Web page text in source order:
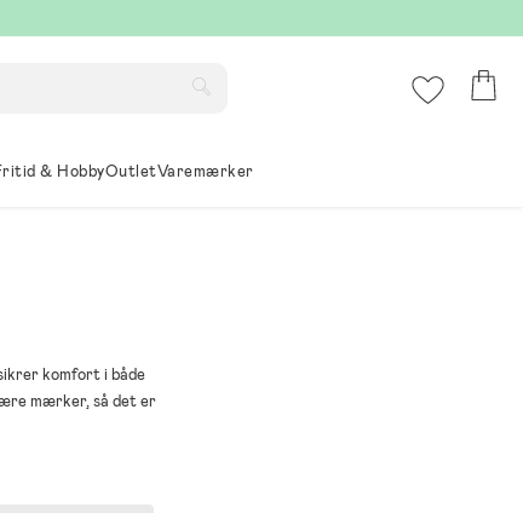
& HobbyOutletVaremærker
komfort i både
mærker, så det er